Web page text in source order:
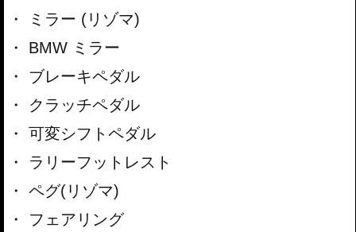
ミラー (リゾマ)
BMW ミラー
ブレーキペダル
クラッチペダル
可変シフトペダル
ラリーフットレスト
ペグ(リゾマ)
フェアリング